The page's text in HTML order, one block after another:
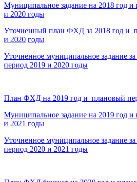
Муниципальное задание на 2018 год
и 2020 годы
Уточненный план ФХД за 2018 год и
и 2020 годы
Уточненное муниципальное задание
период 2019 и 2020 годы
План ФХД на 2019 год и плановый
Муниципальное задание на 2019 год
и 2021 годы
Уточненное муниципальное задание
период 2020 и 2021 годы